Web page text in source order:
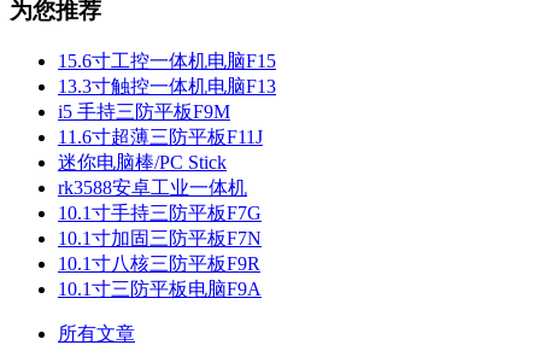
为您推荐
15.6寸工控一体机电脑F15
13.3寸触控一体机电脑F13
i5 手持三防平板F9M
11.6寸超薄三防平板F11J
迷你电脑棒/PC Stick
rk3588安卓工业一体机
10.1寸手持三防平板F7G
10.1寸加固三防平板F7N
10.1寸八核三防平板F9R
10.1寸三防平板电脑F9A
所有文章